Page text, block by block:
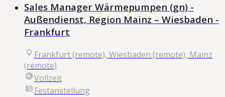
Sales Manager Wärmepumpen (gn) -
Außendienst, Region Mainz – Wiesbaden -
Frankfurt
Frankfurt (remote), Wiesbaden (remote), Mainz
(remote)
Vollzeit
Festanstellung